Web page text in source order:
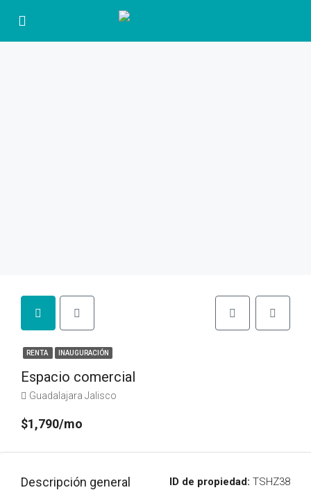
RENTA INAUGURACIÓN
Espacio comercial
Guadalajara Jalisco
$1,790/mo
Descripción general ID de propiedad: TSHZ38